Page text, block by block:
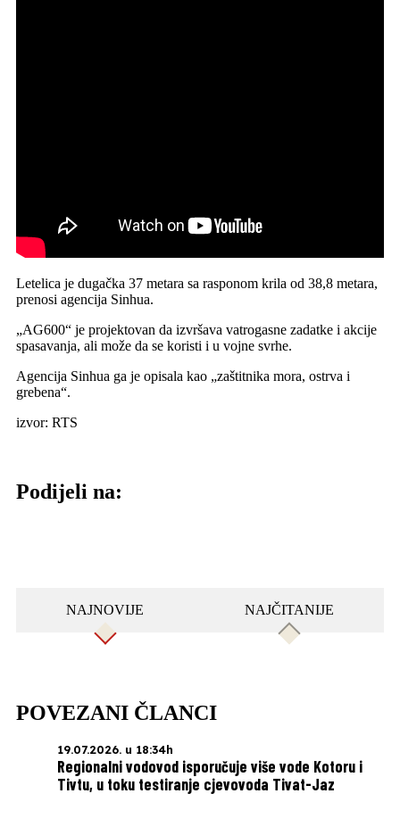
Letelica je dugačka 37 metara sa rasponom krila od 38,8 metara,
prenosi agencija Sinhua.
„AG600“ je projektovan da izvršava vatrogasne zadatke i akcije
spasavanja, ali može da se koristi i u vojne svrhe.
Agencija Sinhua ga je opisala kao „zaštitnika mora, ostrva i
grebena“.
izvor: RTS
Podijeli na:
NAJNOVIJE NAJČITANIJE
POVEZANI ČLANCI
19.07.2026. u 18:34h
Regionalni vodovod isporučuje više vode Kotoru i
Tivtu, u toku testiranje cjevovoda Tivat-Jaz